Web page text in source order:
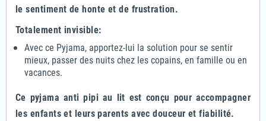
le sentiment de honte et de frustration.
Totalement invisible:
Avec ce Pyjama, apportez-lui la solution pour se sentir
mieux, passer des nuits chez les copains, en famille ou en
vacances.
Ce pyjama anti pipi au lit est conçu pour accompagner
les enfants et leurs parents avec douceur et fiabilité.